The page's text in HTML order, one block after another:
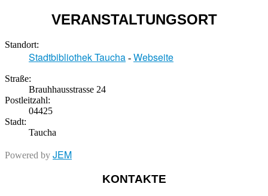
VERANSTALTUNGSORT
Standort:
Stadtbibliothek Taucha - Webseite
Straße:
Brauhhausstrasse 24
Postleitzahl:
04425
Stadt:
Taucha
Powered by JEM
KONTAKTE